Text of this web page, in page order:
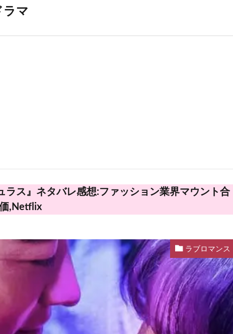
ラマ
ラス』ネタバレ感想:ファッション業界マウント合
,Netflix
ラブロマンス